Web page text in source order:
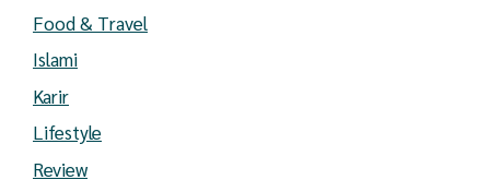
Food & Travel
Islami
Karir
Lifestyle
Review